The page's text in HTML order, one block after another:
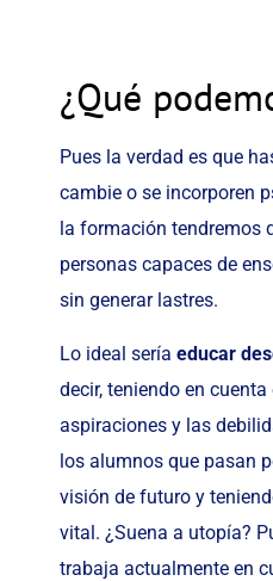
¿Qué
Pues la verdad es que
cambie o se incorporen
la formación tendremos
personas capaces de
sin generar lastres.
Lo ideal sería educar
decir, teniendo en
aspiraciones y las
los alumnos que pasan
visión de futuro y
vital. ¿Suena a utopía?
trabaja actualmente en